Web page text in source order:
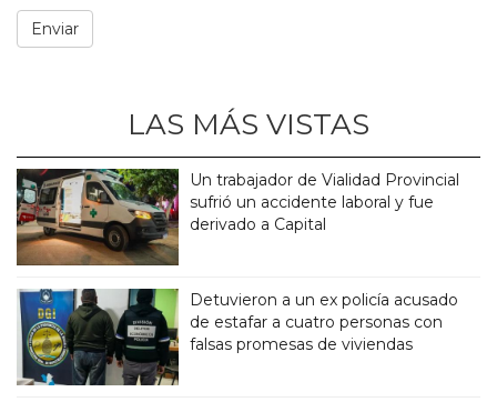
LAS MÁS VISTAS
Un trabajador de Vialidad Provincial
sufrió un accidente laboral y fue
derivado a Capital
Detuvieron a un ex policía acusado
de estafar a cuatro personas con
falsas promesas de viviendas